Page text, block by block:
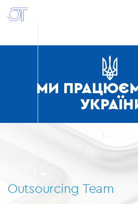
МИ
Outsourcing Team